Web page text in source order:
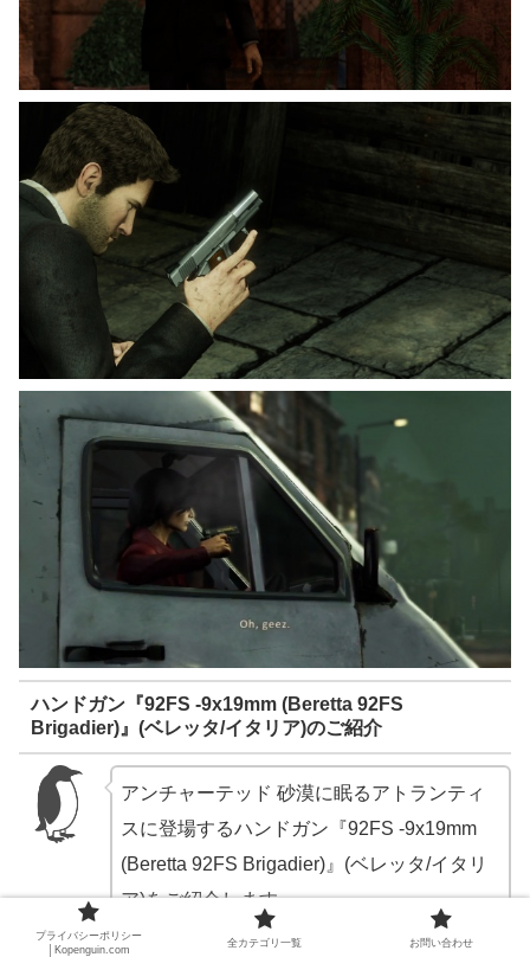
ハンドガン『92FS -9x19mm (Beretta 92FS
Brigadier)』(ベレッタ/イタリア)のご紹介
アンチャーテッド 砂漠に眠るアトランティ
スに登場するハンドガン『92FS -9x19mm
(Beretta 92FS Brigadier)』(ベレッタ/イタリ
ア)をご紹介します。
プライバシーポリシー
│Kopenguin.com
全カテゴリ一覧 お問い合わせ